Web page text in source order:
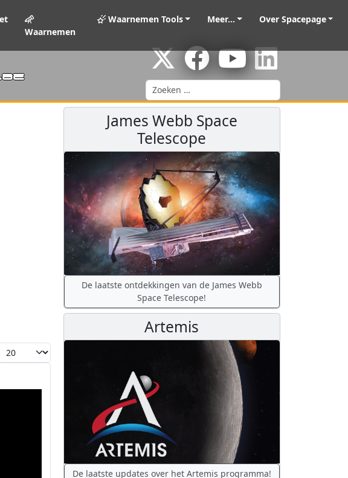
Waarnemen
Waarnemen Tools Meer... Over Spacepage
Zoeken
#
James Webb Space
Telescope
De laatste ontdekkingen van de James Webb
Space Telescope!
Artemis
De laatste updates over het Artemis programma!